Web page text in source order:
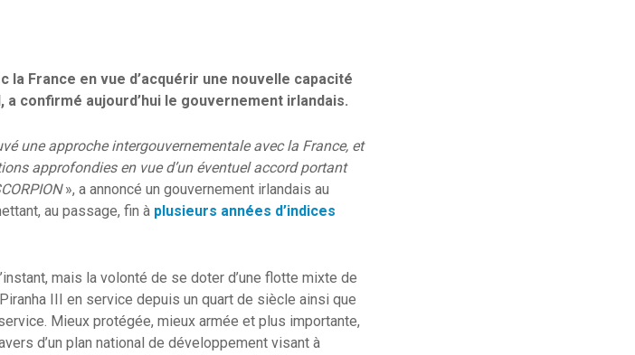
la France en vue d’acquérir une nouvelle capacité
confirmé aujourd’hui le gouvernement irlandais.
une approche intergouvernementale avec la France, et
approfondies en vue d’un éventuel accord portant
», a annoncé un gouvernement irlandais au
au passage, fin à plusieurs années d’indices
mais la volonté de se doter d’une flotte mixte de
III en service depuis un quart de siècle ainsi que
Mieux protégée, mieux armée et plus importante,
d’un plan national de développement visant à